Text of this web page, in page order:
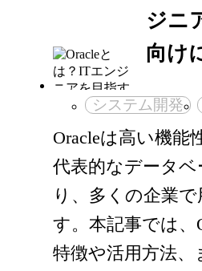
ジニ
向け
システム開発
Oracleは高い機能
代表的なデータベ
り、多くの企業
す。本記事では、
特徴や活用方法